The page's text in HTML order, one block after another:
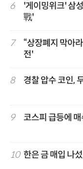
6
'게이밍위크' 삼
戰'
7
“상장폐지 막아
전'
8 경찰 압수 코인,
9 코스피 급등에
10 한은 금 매입 나